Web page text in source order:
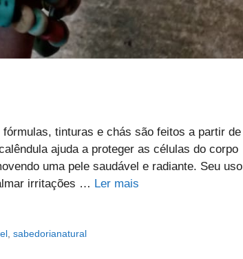
tinturas e chás são feitos a partir de
ajuda a proteger as células do corpo
uma pele saudável e radiante. Seu uso
irritações … Ler mais
,sabedorianatural